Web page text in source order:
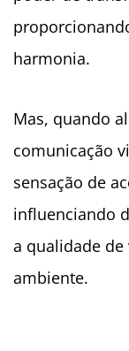
harmonia.
Mas, quando
comunicação
sensação de
influenciando
a qualidade
ambiente.